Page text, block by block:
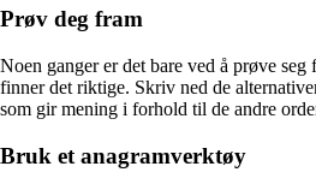
Prøv deg fram
Noen ganger er det bare ved å prøve
finner det riktige. Skriv ned de
som gir mening i forhold til de andre
Bruk et anagramverktøy